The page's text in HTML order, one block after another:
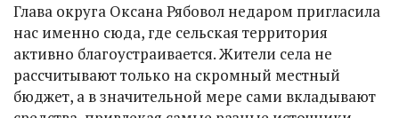
Глава округа Оксана Рябовол недаром пригласила
нас именно сюда, где сельская территория
активно благоустраивается. Жители села не
рассчитывают только на скромный местный
бюджет, а в значительной мере сами вкладывают